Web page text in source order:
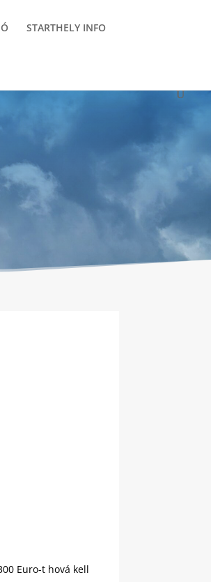
STARTHELY INFO
Euro-t hová kell